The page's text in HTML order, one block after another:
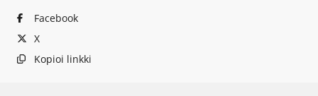
Facebook
X
Kopioi linkki